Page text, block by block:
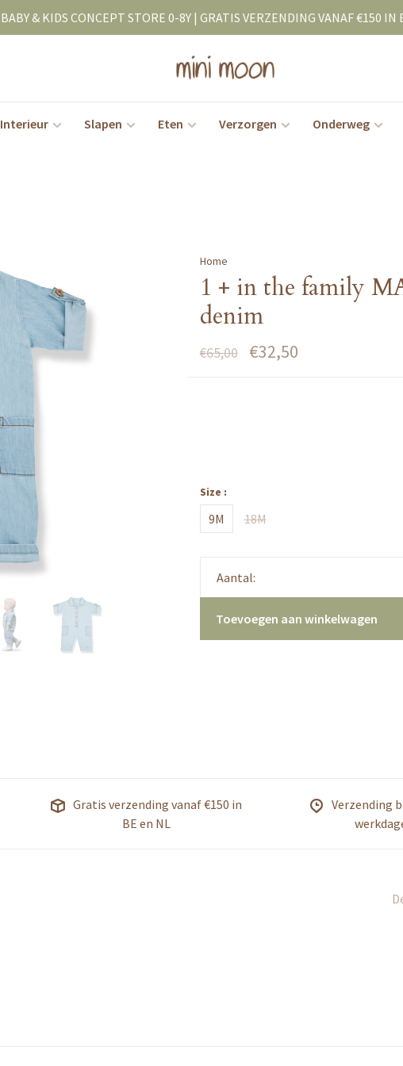
BABY & KIDS CONCEPT STORE 0-8Y | GRATIS VERZENDING VANAF €150 IN
Interieur Slapen Eten Verzorgen Onderweg
Home
1 + in the family
denim
€65,00 €32,50
Size :
9M 18M
Aantal:
Toevoegen aan winkelwagen
Gratis verzending vanaf €150 in
BE en NL
Verzending